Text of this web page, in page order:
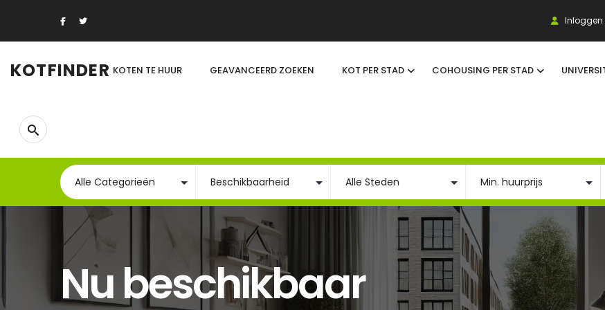
Inloggen
KOTFINDER KOTEN TE HUUR GEAVANCEERD ZOEKEN KOT PER STAD COHOUSING PER STAD
Nu beschikbaar